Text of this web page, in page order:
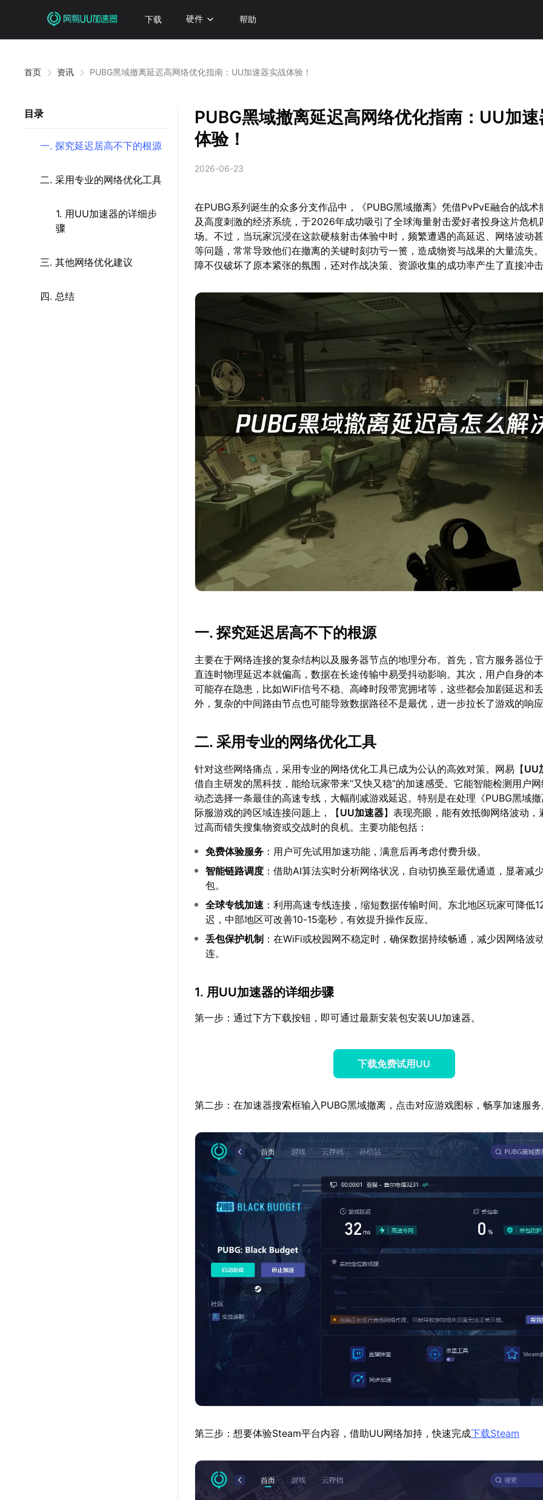
下载 硬件 帮助
首页 资讯 PUBG黑域撤离延迟高网络优化指南：UU加速器实战体验！
目录
一. 探究延迟居高不下的根源
二. 采用专业的网络优化工具
1. 用UU加速器的详细步
骤
三. 其他网络优化建议
四. 总结
PUBG黑域撤离延迟高网络优化指南：UU加
体验！
2026-06-23
在PUBG系列诞生的众多分支作品中，《PUBG黑域撤离》凭借PvPvE融合的战术
及高度刺激的经济系统，于2026年成功吸引了全球海量射击爱好者投身这片危机
场。不过，当玩家沉浸在这款硬核射击体验中时，频繁遭遇的高延迟、网络波动
等问题，常常导致他们在撤离的关键时刻功亏一篑，造成物资与战果的大量流失
障不仅破坏了原本紧张的氛围，还对作战决策、资源收集的成功率产生了直接冲
一. 探究延迟居高不下的根源
主要在于网络连接的复杂结构以及服务器节点的地理分布。首先，官方服务器位
直连时物理延迟本就偏高，数据在长途传输中易受抖动影响。其次，用户自身的
可能存在隐患，比如WiFi信号不稳、高峰时段带宽拥堵等，这些都会加剧延迟和
外，复杂的中间路由节点也可能导致数据路径不是最优，进一步拉长了游戏的响
二. 采用专业的网络优化工具
针对这些网络痛点，采用专业的网络优化工具已成为公认的高效对策。网易【UU
借自主研发的黑科技，能给玩家带来“又快又稳”的加速感受。它能智能检测用户
动态选择一条最佳的高速专线，大幅削减游戏延迟。特别是在处理《PUBG黑域
际服游戏的跨区域连接问题上，【UU加速器】表现亮眼，能有效抵御网络波动，
过高而错失搜集物资或交战时的良机。主要功能包括：
免费体验服务 ：用户可先试用加速功能，满意后再考虑付费升级。
智能链路调度 ：借助AI算法实时分析网络状况，自动切换至最优通道，显著减
包。
全球专线加速 ：利用高速专线连接，缩短数据传输时间。东北地区玩家可降低
迟，中部地区可改善10-15毫秒，有效提升操作反应。
丢包保护机制 ：在WiFi或校园网不稳定时，确保数据持续畅通，减少因网络波
连。
1. 用UU加速器的详细步骤
第一步：通过下方下载按钮，即可通过最新安装包安装UU加速器。
下载免费试用UU
第二步：在加速器搜索框输入PUBG黑域撤离，点击对应游戏图标，畅享加速服
第三步：想要体验Steam平台内容，借助UU网络加持，快速完成下载Steam